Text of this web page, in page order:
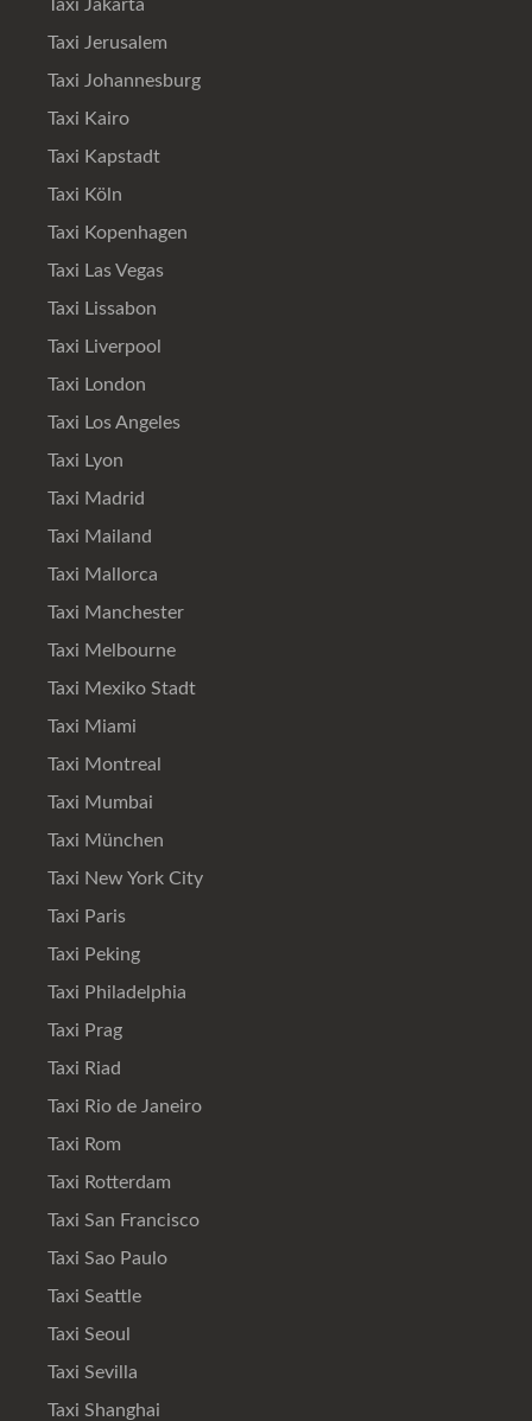
Taxi Jakarta
Taxi Jerusalem
Taxi Johannesburg
Taxi Kairo
Taxi Kapstadt
Taxi Köln
Taxi Kopenhagen
Taxi Las Vegas
Taxi Lissabon
Taxi Liverpool
Taxi London
Taxi Los Angeles
Taxi Lyon
Taxi Madrid
Taxi Mailand
Taxi Mallorca
Taxi Manchester
Taxi Melbourne
Taxi Mexiko Stadt
Taxi Miami
Taxi Montreal
Taxi Mumbai
Taxi München
Taxi New York City
Taxi Paris
Taxi Peking
Taxi Philadelphia
Taxi Prag
Taxi Riad
Taxi Rio de Janeiro
Taxi Rom
Taxi Rotterdam
Taxi San Francisco
Taxi Sao Paulo
Taxi Seattle
Taxi Seoul
Taxi Sevilla
Taxi Shanghai